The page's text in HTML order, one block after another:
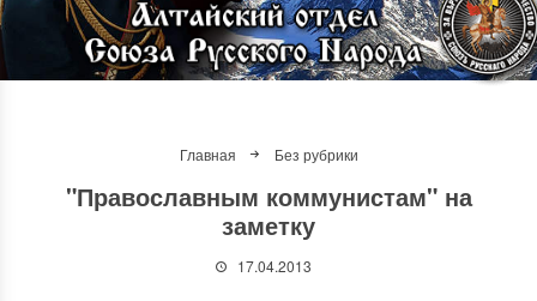
Главная Без рубрики
"Православным коммунистам" на
заметку
17.04.2013